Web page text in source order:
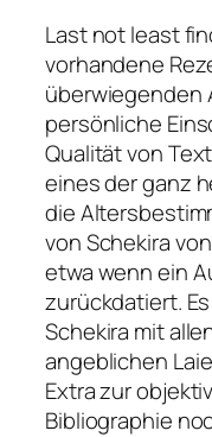
Last not least
vorhandene
überwiegenden
persönliche
Qualität von
eines der ganz
die
von Schekira
etwa wenn ein
zurückdatiert.
Schekira mit
angeblichen
Extra zur
Bibliographie